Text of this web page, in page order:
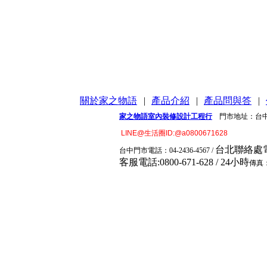
關於家之物語 | 產品介紹 | 產品問與答 |
家之物語室內裝修設計工程行門市地址：台中
LINE@生活圈ID:@a0800671628
台中門市電話：04-2436-4567 / 台北聯絡處
客服電話:0800-671-628 / 24小時傳真